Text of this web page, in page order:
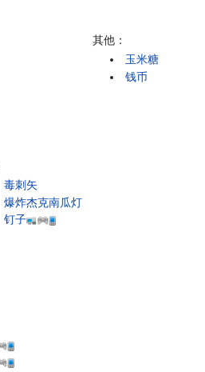
其他：
玉米糖
钱币
毒刺矢
爆炸杰克南瓜灯
钉子